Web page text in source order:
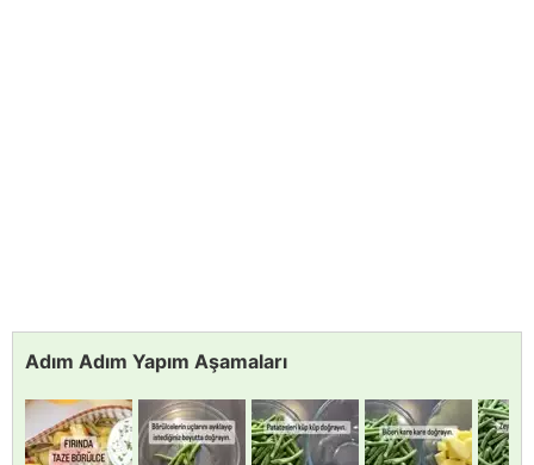
Adım Adım Yapım Aşamaları